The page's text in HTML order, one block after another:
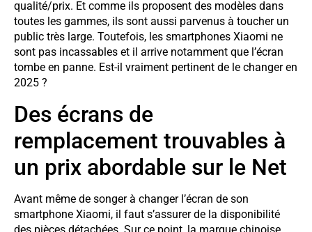
qualité/prix. Et comme ils proposent des modèles dans
toutes les gammes, ils sont aussi parvenus à toucher un
public très large. Toutefois, les smartphones Xiaomi ne
sont pas incassables et il arrive notamment que l’écran
tombe en panne. Est-il vraiment pertinent de le changer en
2025 ?
Des écrans de
remplacement trouvables à
un prix abordable sur le Net
Avant même de songer à changer l’écran de son
smartphone Xiaomi, il faut s’assurer de la disponibilité